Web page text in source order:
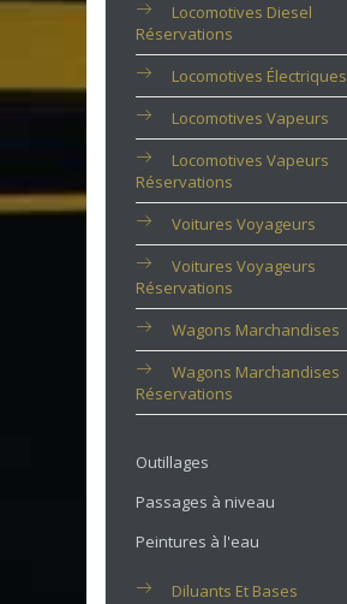
Locomotives Diesel
Réservations
Locomotives Électriques
Locomotives Vapeurs
Locomotives Vapeurs
Réservations
Voitures Voyageurs
Voitures Voyageurs
Réservations
Wagons Marchandises
Wagons Marchandises
Réservations
Outillages
Passages à niveau
Peintures à l'eau
Diluants Et Bases